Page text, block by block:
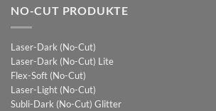
NO-CUT PRODUKTE
Laser-Dark (No-Cut)
Laser-Dark (No-Cut) Lite
Flex-Soft (No-Cut)
Laser-Light (No-Cut)
Subli-Dark (No-Cut) Glitter